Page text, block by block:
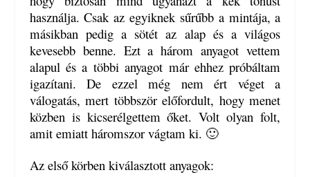
használja. Csak az egyiknek sűrűbb a mintája, a
másikban pedig a sötét az alap és a világos
kevesebb benne. Ezt a három anyagot vettem
alapul és a többi anyagot már ehhez próbáltam
igazítani. De ezzel még nem ért véget a
válogatás, mert többször előfordult, hogy menet
közben is kicserélgettem őket. Volt olyan folt,
amit emiatt háromszor vágtam ki. 🙂
Az első körben kiválasztott anyagok: